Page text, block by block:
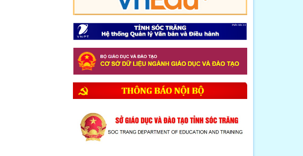
9. MỘT SỐ BIỆN PHÁP GIÚP HỌC
SINH LỚP 12 NÂ...
10. THÔNG BÁO LỊCH TIẾP DÂN
THÁNG 4 NĂM 2026
1. THÔNG BÁO về việc tổ chức tiếp
công dân,...
truyền thông ...
3. Công văn V/v triển khai thực hiện